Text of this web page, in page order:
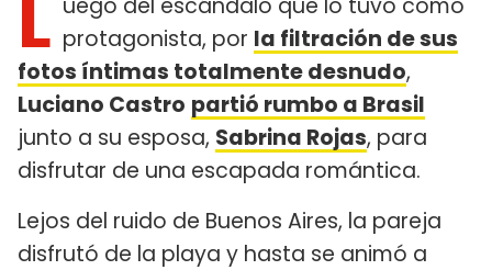
L protagonista, por la filtración de sus
fotos íntimas totalmente desnudo,
Luciano Castro partió rumbo a Brasil
junto a su esposa, Sabrina Rojas, para
disfrutar de una escapada romántica.
Lejos del ruido de Buenos Aires, la pareja
disfrutó de la playa y hasta se animó a